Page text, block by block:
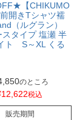
【CHIKUMO
開きTシャツ襦
（ルグラン）
スタイプ 塩瀬 半
ト S～XL くる
のところ
12,622税込
販売期間